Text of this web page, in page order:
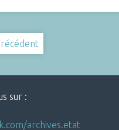
sur :
archives.etat